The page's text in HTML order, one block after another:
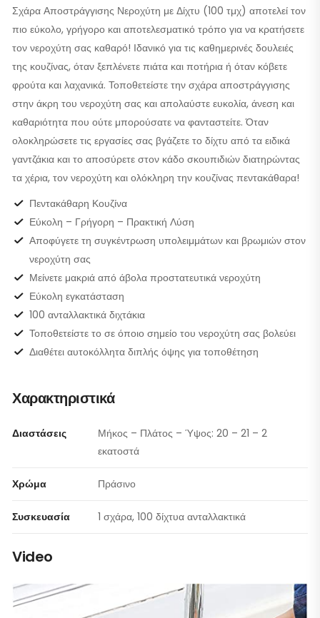
Σχάρα Αποστράγγισης Νεροχύτη με Δίχτυ (100 τμχ) αποτελεί τον
πιο εύκολο, γρήγορο και αποτελεσματικό τρόπο για να κρατήσετε
τον νεροχύτη σας καθαρό! Ιδανικό για τις καθημερινές δουλειές
της κουζίνας, όταν ξεπλένετε πιάτα και ποτήρια ή όταν κόβετε
φρούτα και λαχανικά. Τοποθετείστε την σχάρα αποστράγγισης
στην άκρη του νεροχύτη σας και απολαύστε ευκολία, άνεση και
καθαριότητα που ούτε μπορούσατε να φανταστείτε. Όταν
ολοκληρώσετε τις εργασίες σας βγάζετε το δίχτυ από τα ειδικά
γαντζάκια και το αποσύρετε στον κάδο σκουπιδιών διατηρώντας
τα χέρια, τον νεροχύτη και ολόκληρη την κουζίνας πεντακάθαρα!
Πεντακάθαρη Κουζίνα
Εύκολη – Γρήγορη – Πρακτική Λύση
Αποφύγετε τη συγκέντρωση υπολειμμάτων και βρωμιών στον
νεροχύτη σας
Μείνετε μακριά από άβολα προστατευτικά νεροχύτη
Εύκολη εγκατάσταση
100 ανταλλακτικά διχτάκια
Τοποθετείστε το σε όποιο σημείο του νεροχύτη σας βολεύει
Διαθέτει αυτοκόλλητα διπλής όψης για τοποθέτηση
Χαρακτηριστικά
Διαστάσεις
Μήκος – Πλάτος – Ύψος: 20 – 21 – 2
εκατοστά
Χρώμα Πράσινο
Συσκευασία 1 σχάρα, 100 δίχτυα ανταλλακτικά
Video